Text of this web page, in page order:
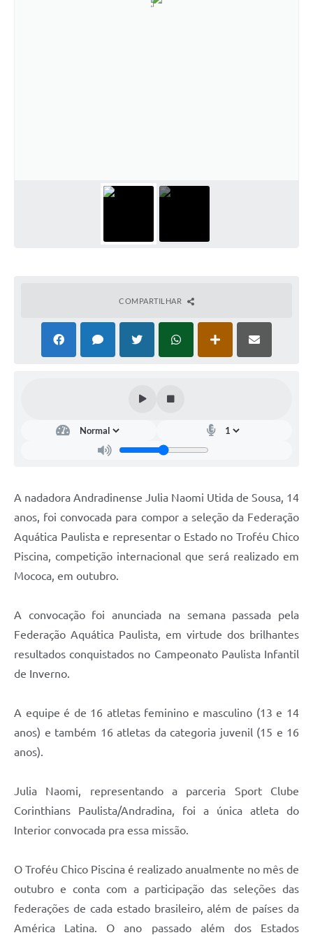
COMPARTILHAR
A nadadora Andradinense Julia Naomi Utida de Sousa, 14
anos, foi convocada para compor a seleção da Federação
Aquática Paulista e representar o Estado no Troféu Chico
Piscina, competição internacional que será realizado em
Mococa, em outubro.
A convocação foi anunciada na semana passada pela
Federação Aquática Paulista, em virtude dos brilhantes
resultados conquistados no Campeonato Paulista Infantil
de Inverno.
A equipe é de 16 atletas feminino e masculino (13 e 14
anos) e também 16 atletas da categoria juvenil (15 e 16
anos).
Julia Naomi, representando a parceria Sport Clube
Corinthians Paulista/Andradina, foi a única atleta do
Interior convocada pra essa missão.
O Troféu Chico Piscina é realizado anualmente no mês de
outubro e conta com a participação das seleções das
federações de cada estado brasileiro, além de países da
América Latina. O ano passado além dos Estados